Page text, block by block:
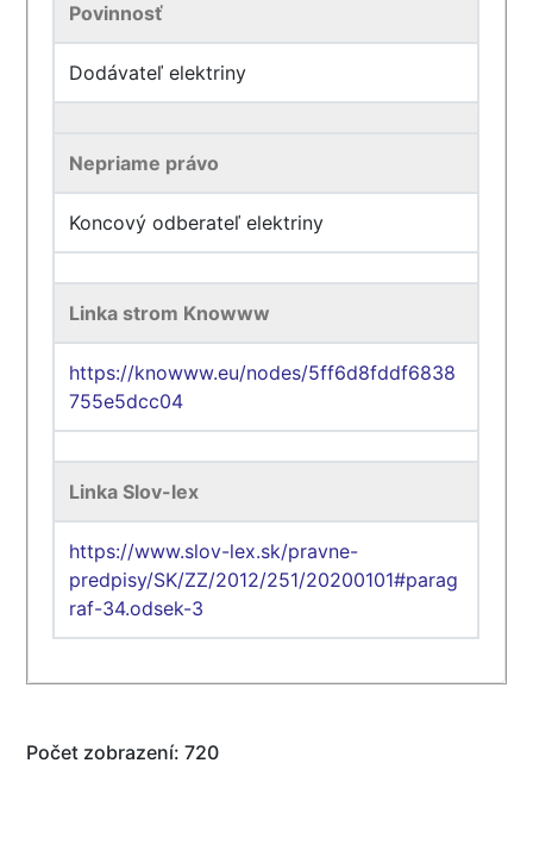
Povinnosť
Dodávateľ elektriny
Nepriame právo
Koncový odberateľ elektriny
Linka strom Knowww
https://knowww.eu/nodes/5ff6d8fddf6838
755e5dcc04
Linka Slov-lex
https://www.slov-lex.sk/pravne-
predpisy/SK/ZZ/2012/251/20200101#parag
raf-34.odsek-3
Počet zobrazení: 720